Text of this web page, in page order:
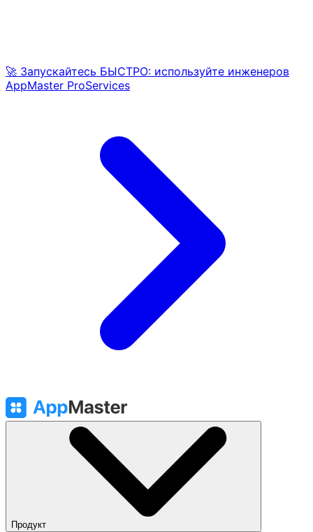
🚀 Запускайтесь БЫСТРО: используйте инженеров
AppMaster ProServices
Продукт